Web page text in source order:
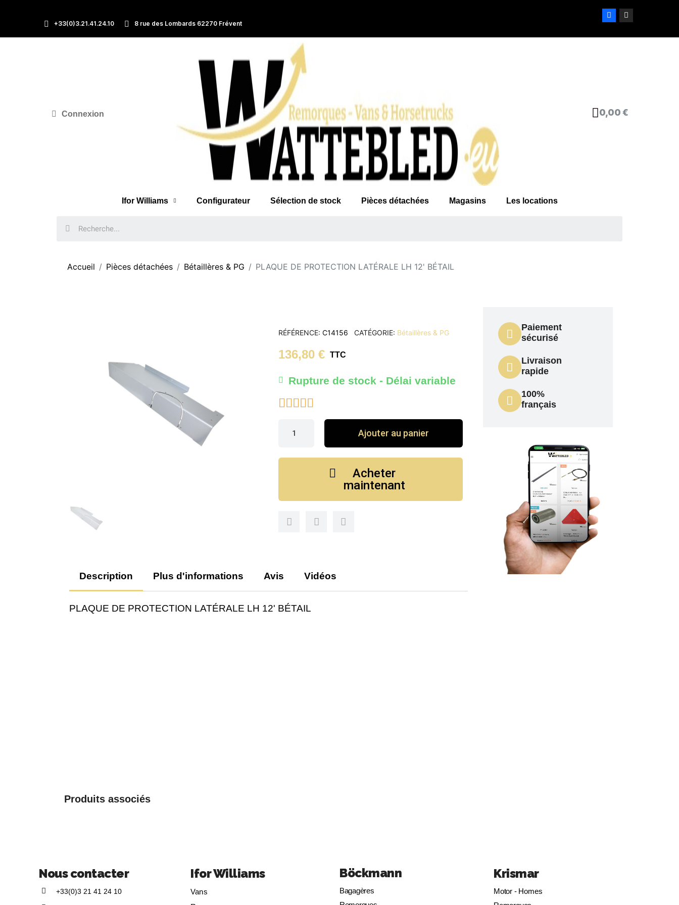
+33(0)3.21.41.24.10 8 rue des Lombards 62270 Frévent
Connexion 0,00 €
Ifor Williams Configurateur Sélection de stock Pièces détachées Magasins Les locations
Accueil Pièces détachées Bétaillères & PG PLAQUE DE PROTECTION LATÉRALE LH 12' BÉTAIL
RÉFÉRENCE C14156 CATÉGORIE Bétaillères & PG
136,80 € TTC
Rupture de stock - Délai variable
    
Ajouter au panier
Acheter
maintenant
Description Plus d'informations Avis Vidéos
PLAQUE DE PROTECTION LATÉRALE LH 12' BÉTAIL
Paiement
sécurisé
Livraison
rapide
100%
français
Produits associés
Nous contacter
+33(0)3 21 41 24 10
Ifor Williams
Vans
Böckmann
Bagagères
Krismar
Motor - Homes